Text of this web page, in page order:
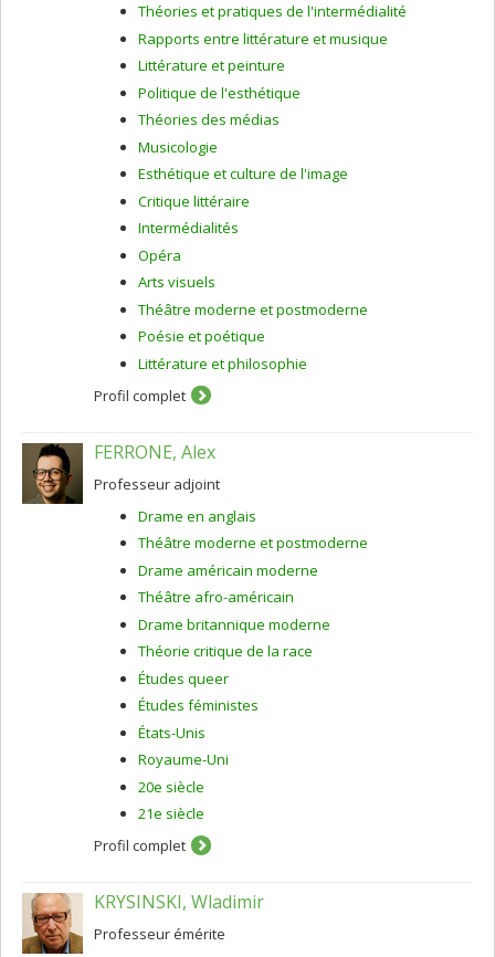
diffusion, l'interprétation et la lecture des adaptations
dramatiques de la littérature espagnole de John Fletcher
(1579-1625).
Théories et pratiques de l'intermédialité
Rapports entre littérature et musique
Littérature et peinture
Politique de l'esthétique
Théories des médias
Musicologie
Esthétique et culture de l'image
Critique littéraire
Intermédialités
Opéra
Arts visuels
Théâtre moderne et postmoderne
Poésie et poétique
Littérature et philosophie
Profil complet
FERRONE, Alex
Professeur adjoint
Drame en anglais
Théâtre moderne et postmoderne
Drame américain moderne
Théâtre afro-américain
Drame britannique moderne
Théorie critique de la race
Études queer
Études féministes
États-Unis
Royaume-Uni
20e siècle
21e siècle
Profil complet
KRYSINSKI, Wladimir
Professeur émérite